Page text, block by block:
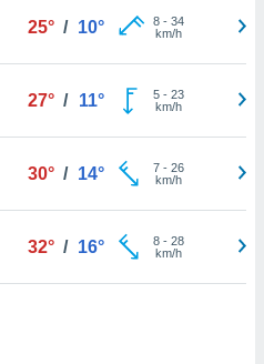
25° / 10° 8- 34
km/h
27° / 11° 5- 23
km/h
30° / 14° 7- 26
km/h
32° / 16° 8- 28
km/h